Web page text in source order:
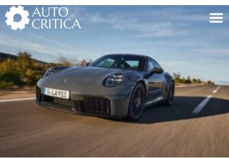
Skip
to
content